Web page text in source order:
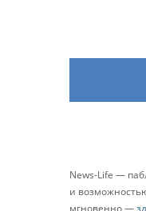
News-Life —
и